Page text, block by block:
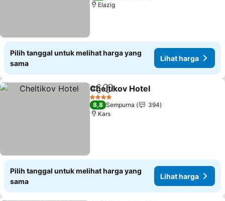
Elazig
Pilih tanggal untuk melihat harga yang
sama
Lihat harga
BagikanTambahkan ke favorit
Cheltikov Hotel
4 Bintang
8,8 Sempurna
394
Kars
Pilih tanggal untuk melihat harga yang
sama
Lihat harga